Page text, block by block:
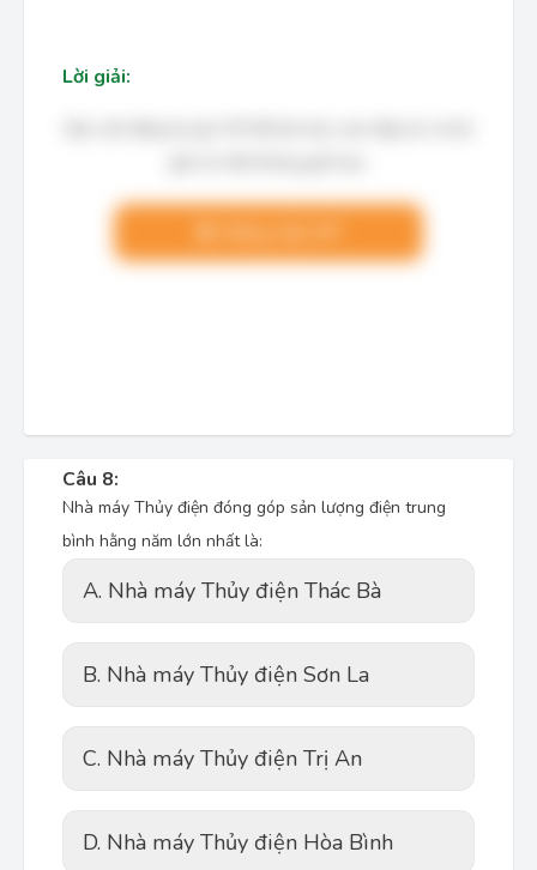
Lời giải:
Câu 8:
Nhà máy Thủy điện đóng góp sản lượng điện trung
bình hằng năm lớn nhất là:
A. Nhà máy Thủy điện Thác Bà
B. Nhà máy Thủy điện Sơn La
C. Nhà máy Thủy điện Trị An
D. Nhà máy Thủy điện Hòa Bình